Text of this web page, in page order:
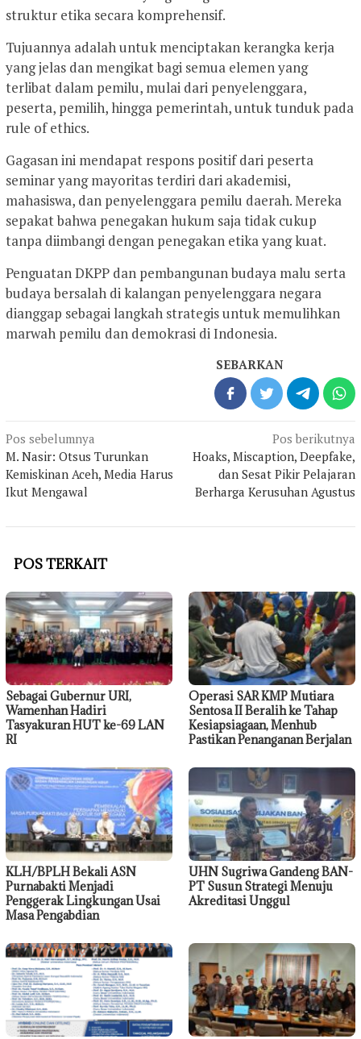
struktur etika secara komprehensif.
Tujuannya adalah untuk menciptakan kerangka kerja
yang jelas dan mengikat bagi semua elemen yang
terlibat dalam pemilu, mulai dari penyelenggara,
peserta, pemilih, hingga pemerintah, untuk tunduk pada
rule of ethics.
Gagasan ini mendapat respons positif dari peserta
seminar yang mayoritas terdiri dari akademisi,
mahasiswa, dan penyelenggara pemilu daerah. Mereka
sepakat bahwa penegakan hukum saja tidak cukup
tanpa diimbangi dengan penegakan etika yang kuat.
Penguatan DKPP dan pembangunan budaya malu serta
budaya bersalah di kalangan penyelenggara negara
dianggap sebagai langkah strategis untuk memulihkan
marwah pemilu dan demokrasi di Indonesia.
SEBARKAN
Navigasi
pos
Pos sebelumnya
M. Nasir: Otsus Turunkan
Kemiskinan Aceh, Media Harus
Ikut Mengawal
Pos berikutnya
Hoaks, Miscaption, Deepfake,
dan Sesat Pikir Pelajaran
Berharga Kerusuhan Agustus
POS TERKAIT
Sebagai Gubernur URI,
Wamenhan Hadiri
Tasyakuran HUT ke-69 LAN
RI
Operasi SAR KMP Mutiara
Sentosa II Beralih ke Tahap
Kesiapsiagaan, Menhub
Pastikan Penanganan Berjalan
KLH/BPLH Bekali ASN
Purnabakti Menjadi
Penggerak Lingkungan Usai
Masa Pengabdian
UHN Sugriwa Gandeng BAN-
PT Susun Strategi Menuju
Akreditasi Unggul